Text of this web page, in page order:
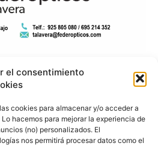
el consentimiento
cookies para almacenar y/o acceder a
hacemos para mejorar la experiencia de
(no) personalizados. El
nos permitirá procesar datos como el